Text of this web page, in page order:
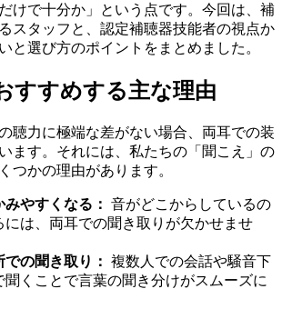
けで十分か」という点です。今回は、補
スタッフと、認定補聴器技能者の視点か
と選び方のポイントをまとめました。
すすめする主な理由
聴力に極端な差がない場合、両耳での装
ます。それには、私たちの「聞こえ」の
つかの理由があります。
やすくなる： 音がどこからしているの
には、両耳での聞き取りが欠かせませ
の聞き取り： 複数人での会話や騒音下
聞くことで言葉の聞き分けがスムーズに